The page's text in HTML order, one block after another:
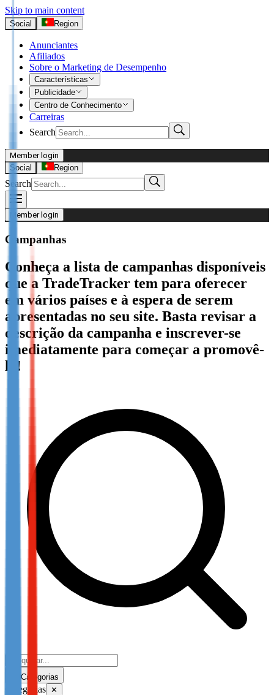
Skip to main content
Social Region
Anunciantes
Afiliados
Sobre o Marketing de Desempenho
Características
Publicidade
Centro de Conhecimento
Carreiras
Search
I’m Advertiser
Login
Not already our Advertiser?
I’m Publisher
Login
Not already our Publisher?
Member login
Social
Region
Search
Member login
Campanhas
Conheça a lista de campanhas disponíveis
que a TradeTracker tem para oferecer
em vários países e à espera de serem
apresentadas no seu site. Basta revisar a
descrição da campanha e inscrever-se
imediatamente para começar a promovê-
la!
Categorias
Categorias ✕